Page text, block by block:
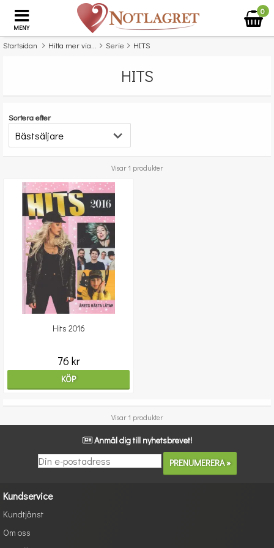
MENY
0
Startsidan Hitta mer via... Serie HITS
HITS
Sortera efter
Visar 1 produkter
Hits 2016
76 kr
KÖP
Visar 1 produkter
Anmäl dig till nyhetsbrevet!
Kundservice
Kundtjänst
Om oss